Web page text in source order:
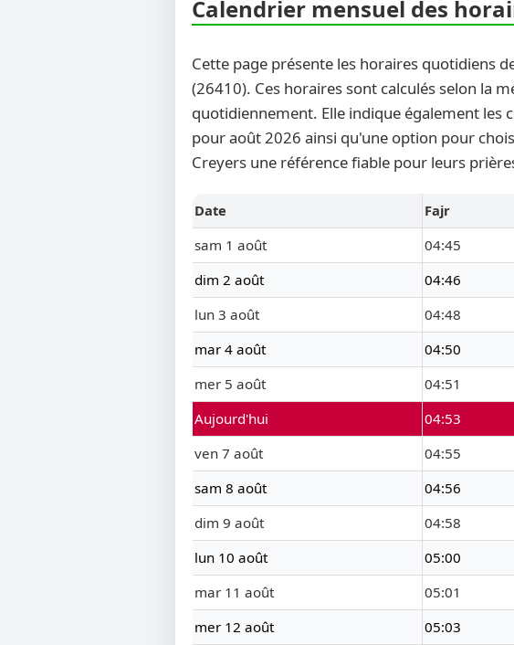
Calendrier mensuel des
Cette page présente les horaires quotidiens
(26410). Ces horaires sont calculés selon la
quotidiennement. Elle indique également les
pour août 2026 ainsi qu'une option pour
Creyers une référence fiable pour leurs
Date Fajr
sam 1 août
04:45
dim 2 août
04:46
lun 3 août
04:48
mar 4 août
04:50
mer 5 août
04:51
Aujourd'hui
04:53
ven 7 août
04:55
sam 8 août
04:56
dim 9 août
04:58
lun 10 août
05:00
mar 11 août
05:01
mer 12 août
05:03